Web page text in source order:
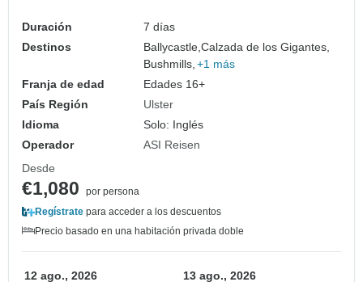
Duración
7 días
Destinos
Ballycastle,Calzada de los Gigantes,
Bushmills, +1 más
Franja de edad
Edades 16+
País Región
Ulster
Idioma
Solo: Inglés
Operador
ASI Reisen
Desde
€1,080
por persona
Regístrate para acceder a los descuentos
Precio basado en una habitación privada doble
12 ago., 2026 13 ago., 2026